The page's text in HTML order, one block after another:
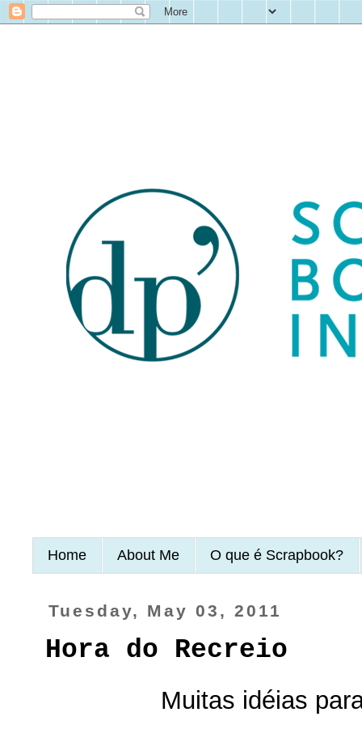
Home About Me O que é Scrapbook?
Tuesday, May 03, 2011
Hora do Recreio
Muitas idéias